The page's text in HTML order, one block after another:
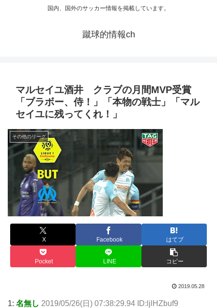
国内、国外のサッカー情報を掲載しています。
蹴球的情報ch
マルセイユ酒井 クラブの月間MVP受賞
「ブラボー、侍！」「本物の戦士」「マル
セイユに残ってくれ！」
その他のリーグ
X Facebook はてブ
Pocket LINE コピー
2019.05.28
1: 名無し 2019/05/26(日) 07:38:29.94 ID:ljlHZbuf9